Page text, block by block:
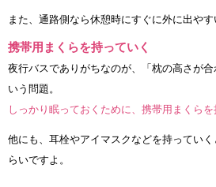
また、通路側なら休憩時にすぐに外に出やす
携帯用まくらを持っていく
夜行バスでありがちなのが、「枕の高さが
いう問題。
しっかり眠っておくために、携帯用まくらを
他にも、耳栓やアイマスクなどを持ってい
らいですよ。